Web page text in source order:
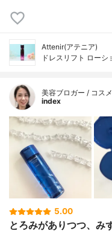
Attenir(アテニア)
ドレスリフト ローシ
美容ブロガー / コス
index
5.00
とろみがありつつ、み